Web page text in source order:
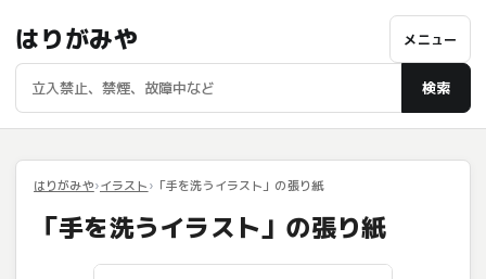
はりがみや
検索
メニュー
はりがみや イラスト 「手を洗うイラスト」の張り紙
「手を洗うイラスト」の張り紙